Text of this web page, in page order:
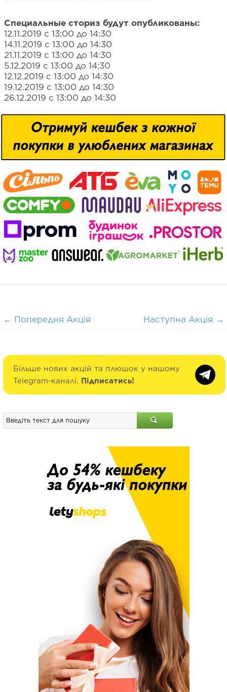
Специальные сториз будут опубликованы:
12.11.2019 с 13:00 до 14:30
14.11.2019 с 13:00 до 14:30
21.11.2019 с 13:00 до 14:30
5.12.2019 с 13:00 до 14:30
12.12.2019 с 13:00 до 14:30
19.12.2019 с 13:00 до 14:30
26.12.2019 с 13:00 до 14:30
← Попередня Акція Наступна Акція →
Більше нових акцій та плюшок у нашому
Telegram-каналі. Підписатись!